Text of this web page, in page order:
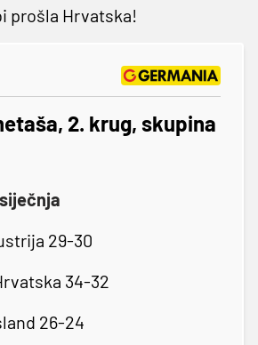
prošla Hrvatska!
2. krug, skupina
29-30
34-32
26-24